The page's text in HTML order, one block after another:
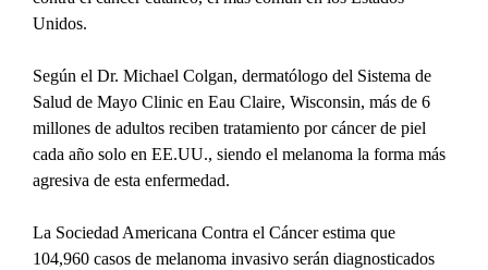
Unidos.
Según el Dr. Michael Colgan, dermatólogo del Sistema de
Salud de Mayo Clinic en Eau Claire, Wisconsin, más de 6
millones de adultos reciben tratamiento por cáncer de piel
cada año solo en EE.UU., siendo el melanoma la forma más
agresiva de esta enfermedad.
La Sociedad Americana Contra el Cáncer estima que
104,960 casos de melanoma invasivo serán diagnosticados